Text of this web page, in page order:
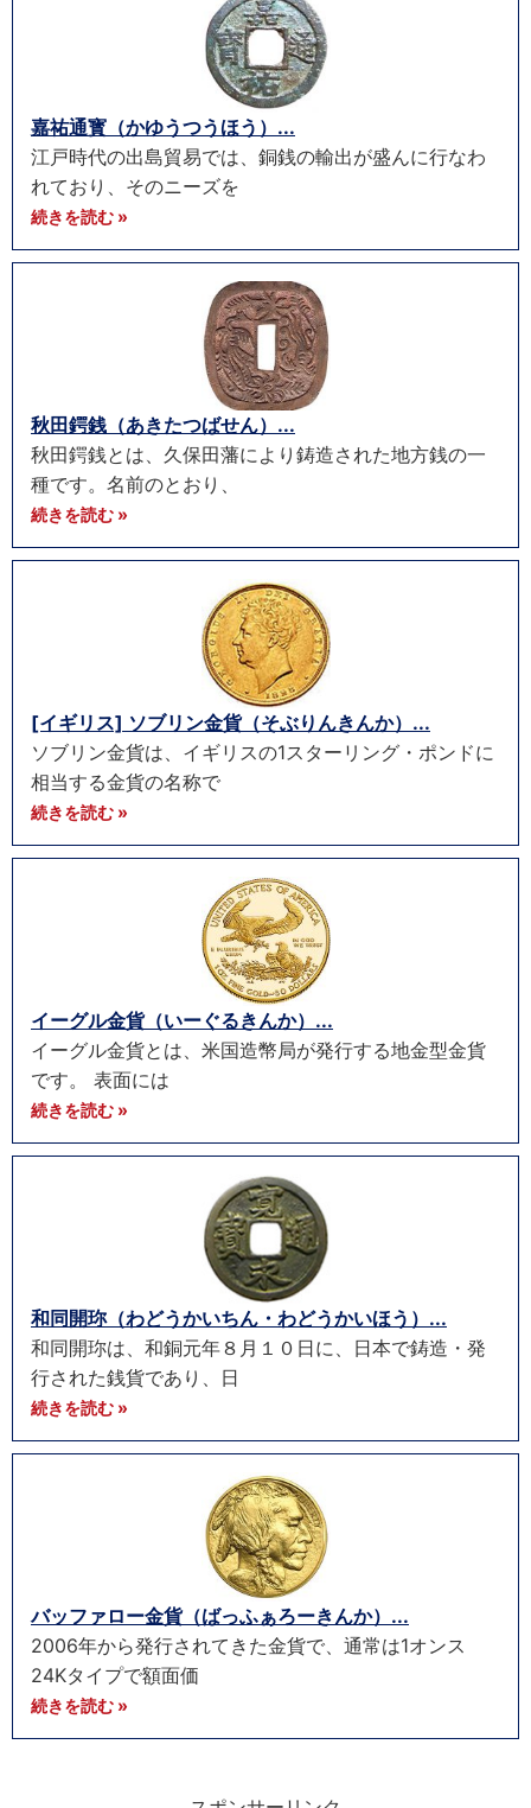
嘉祐通寳（かゆうつうほう）...
江戸時代の出島貿易では、銅銭の輸出が盛んに行なわ
れており、そのニーズを
続きを読む »
秋田鍔銭（あきたつばせん）...
秋田鍔銭とは、久保田藩により鋳造された地方銭の一
種です。名前のとおり、
続きを読む »
[イギリス] ソブリン金貨（そぶりんきんか）...
ソブリン金貨は、イギリスの1スターリング・ポンドに
相当する金貨の名称で
続きを読む »
イーグル金貨（いーぐるきんか）...
イーグル金貨とは、米国造幣局が発行する地金型金貨
です。 表面には
続きを読む »
和同開珎（わどうかいちん・わどうかいほう）...
和同開珎は、和銅元年８月１０日に、日本で鋳造・発
行された銭貨であり、日
続きを読む »
バッファロー金貨（ばっふぁろーきんか）...
2006年から発行されてきた金貨で、通常は1オンス
24Kタイプで額面価
続きを読む »